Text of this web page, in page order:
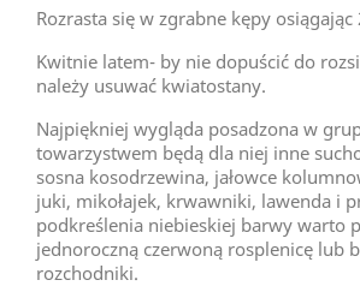
Rozrasta się w zgrabne kępy
Kwitnie latem- by nie dopuścić do
należy usuwać kwiatostany.
Najpiękniej wygląda posadzona w
towarzystwem będą dla niej inne
sosna kosodrzewina, jałowce
juki, mikołajek, krwawniki, lawenda i
podkreślenia niebieskiej barwy warto
jednoroczną czerwoną rosplenicę lub
rozchodniki.